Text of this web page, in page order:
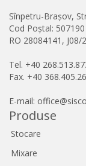
Sînpetru-Brașov,
Cod Poștal: 507190
RO 28084141, J08/
Tel. +40
Fax. +40
E-mail:
Produse
Stocare
Mixare